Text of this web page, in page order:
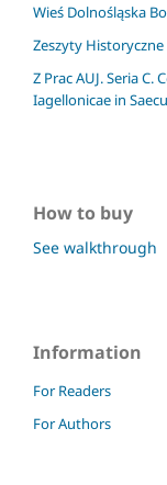
Wieś Dolnośląska
Zeszyty Historyczne
Z Prac AUJ. Seria
Iagellonicae in
How to buy
See walkthrough
Information
For Readers
For Authors